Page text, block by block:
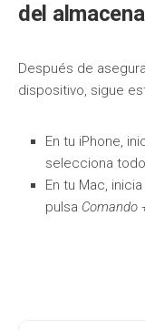
del
Después de
dispositivo, sigue
En tu iPhone,
selecciona
En tu Mac,
pulsa Comando